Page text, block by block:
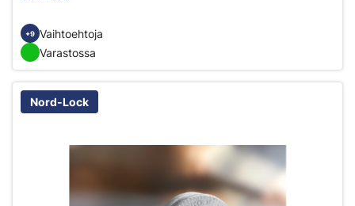
+9 Vaihtoehtoja
Varastossa
Nord-Lock